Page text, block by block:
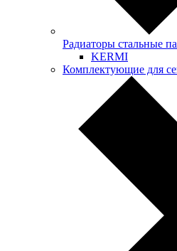
Радиаторы стальные
KERMI
Комплектующие для